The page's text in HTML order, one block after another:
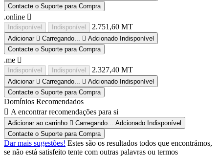
Contacte o Suporte para Compra
.online
Indisponível Indisponível 2.751,60 MT
Adicionar Carregando... Adcionado Indisponível
Contacte o Suporte para Compra
.me
Indisponível Indisponível 2.327,40 MT
Adicionar Carregando... Adcionado Indisponível
Contacte o Suporte para Compra
Domínios Recomendados
A encontrar recomendações para si
Adicionar ao carrinho Carregando... Adcionado Indisponível
Contacte o Suporte para Compra
Dar mais sugestões! Estes são os resultados todos que encontrámos,
se não está satisfeito tente com outras palavras ou termos